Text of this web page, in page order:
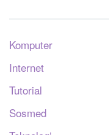
Komputer
Internet
Tutorial
Sosmed